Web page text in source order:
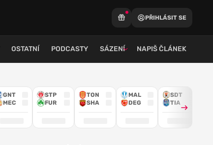
PŘIHLÁSIT SE
OSTATNÍ PODCASTY SÁZENÍ NAPIŠ ČLÁNEK
GNT
MEC
STP
FUR
TON
SHA
MAL
DEG
SDT
TIA